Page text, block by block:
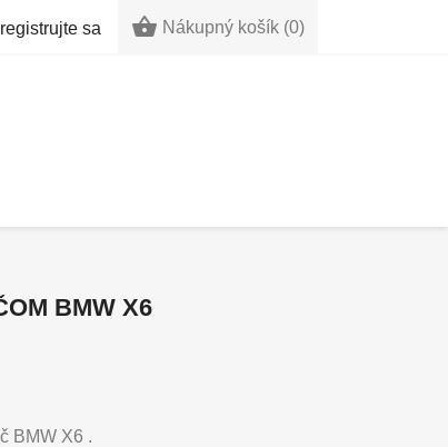
sa  Nákupný košík (0)
BMW X6
BMW X6 .